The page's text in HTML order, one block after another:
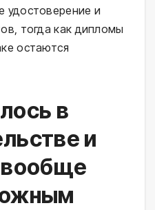
удостоверение и
тогда как дипломы
остаются
в
и
вообще